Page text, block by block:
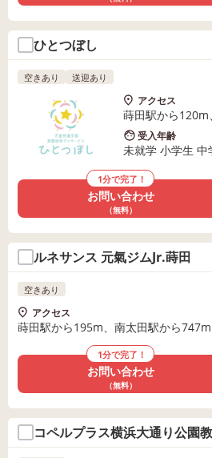
ひとつぼし
空きあり 送迎あり
アクセス
蒔田駅から
受入年齢
未就学 小学生 中
1分で完了！
お問い合わせ
（無料）
ルネサンス 元氣ジムJr.蒔田
空きあり
アクセス
蒔田駅から195m、南太田駅から747m
1分で完了！
お問い合わせ
（無料）
コペルプラス横浜大通り公園